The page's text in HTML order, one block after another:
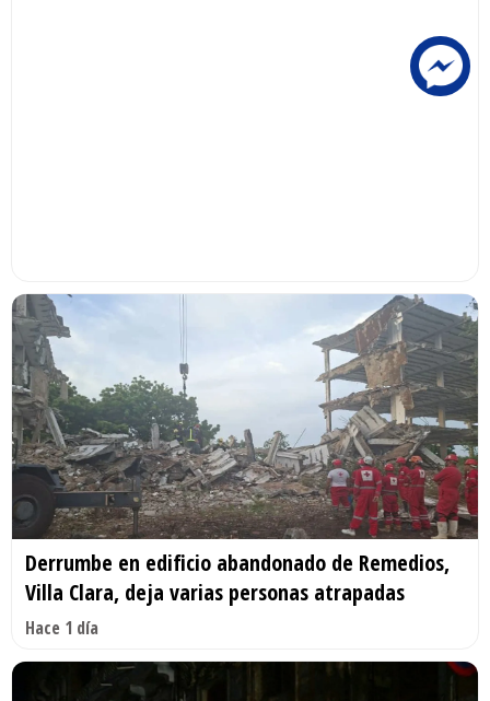
Derrumbe en edificio abandonado de Remedios,
Villa Clara, deja varias personas atrapadas
Hace 1 día